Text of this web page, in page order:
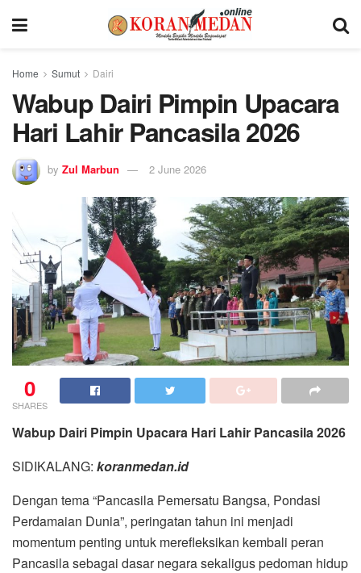
Home Sumut Dairi
Wabup Dairi Pimpin Upacara
Hari Lahir Pancasila 2026
by Zul Marbun 2 June 2026
0
SHARES
Wabup Dairi Pimpin Upacara Hari Lahir Pancasila 2026
SIDIKALANG: koranmedan.id
Dengan tema “Pancasila Pemersatu Bangsa, Pondasi
Perdamaian Dunia”, peringatan tahun ini menjadi
momentum penting untuk merefleksikan kembali peran
Pancasila sebagai dasar negara sekaligus pedoman hidup